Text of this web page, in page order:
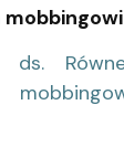
mobbingowi
ds.